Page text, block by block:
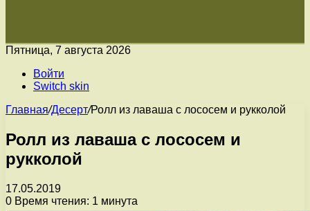
Пятница, 7 августа 2026
Войти
Switch skin
Главная/Десерт/Ролл из лаваша с лососем и рукколой
Ролл из лаваша с лососем и
рукколой
17.05.2019
0 Время чтения: 1 минута